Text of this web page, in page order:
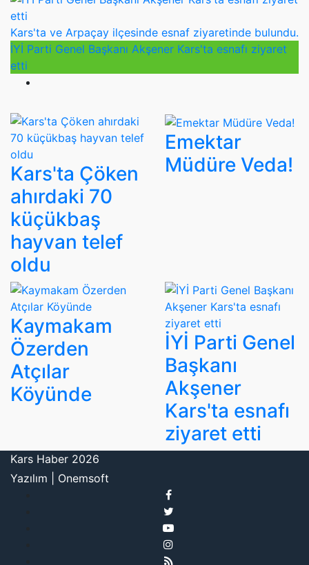
Kars'ta ve Arpaçay ilçesinde esnaf ziyaretinde bulundu.
İYİ Parti Genel Başkanı Akşener Kars'ta esnafı ziyaret
etti
Kars'ta Çöken
ahırdaki 70
küçükbaş
hayvan telef
oldu
Emektar
Müdüre Veda!
Kaymakam
Özerden
Atçılar
Köyünde
İYİ Parti Genel
Başkanı
Akşener
Kars'ta esnafı
ziyaret etti
Kars Haber 2026
Yazılım | Onemsoft